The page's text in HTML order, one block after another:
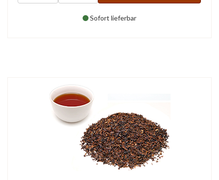
Sofort lieferbar